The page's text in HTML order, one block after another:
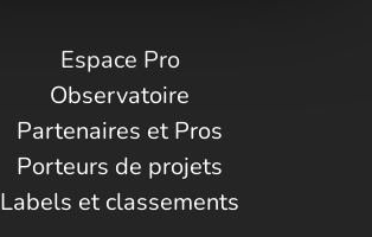
Espace Pro
Observatoire
Partenaires et Pros
Porteurs de projets
Labels et classements